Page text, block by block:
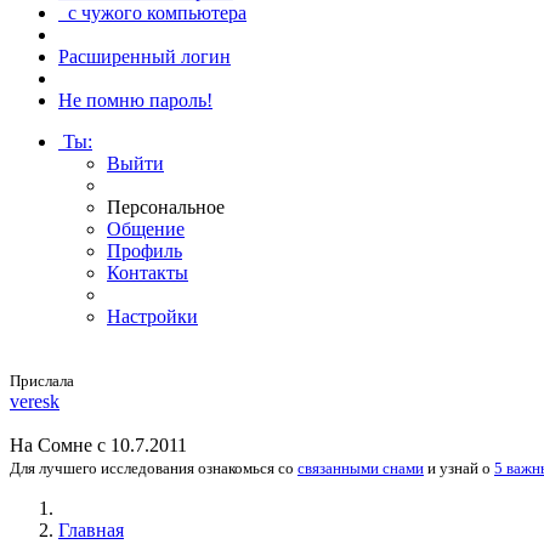
с чужого компьютера
Расширенный логин
Не помню пароль!
Ты:
Выйти
Персональное
Общение
Профиль
Контакты
Настройки
Прислала
veresk
На Сомне с 10.7.2011
Для лучшего исследования ознакомься со связанными снами и узнай о 5
Главная